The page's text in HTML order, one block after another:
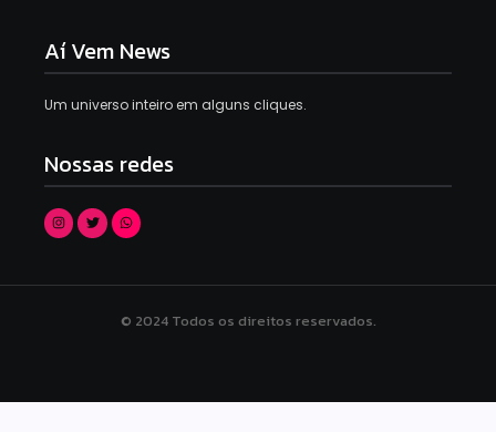
Aí Vem News
Um universo inteiro em alguns cliques.
Nossas redes
© 2024 Todos os direitos reservados.